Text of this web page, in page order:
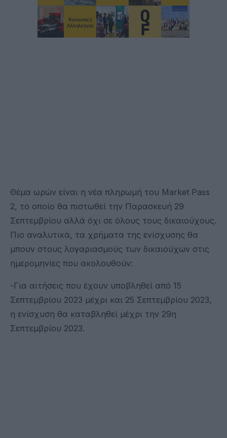
Θέμα ωρών είναι η νέα πληρωμή του Market Pass
2, το οποίο θα πιστωθεί την Παρασκευή 29
Σεπτεμβρίου αλλά όχι σε όλους τους δικαιούχους.
Πιο αναλυτικά, τα χρήματα της ενίσχυσης θα
μπουν στους λογαριασμούς των δικαιούχων στις
ημερομηνίες που ακολουθούν:
-Για αιτήσεις που έχουν υποβληθεί από 15
Σεπτεμβρίου 2023 μέχρι και 25 Σεπτεμβρίου 2023,
η ενίσχυση θα καταβληθεί μέχρι την 29η
Σεπτεμβρίου 2023.